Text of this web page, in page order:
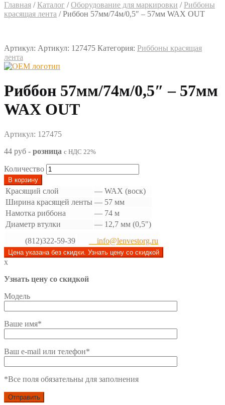
Главная / Каталог /Оборудование для маркировки / Риббоны
красящая лента /Риббон 57мм/74м/0,5″ – 57мм WAX OUT
Артикул: Артикул: 127475 Категория: Риббоны красящая
лента
Риббон 57мм/74м/0,5″ – 57мм
WAX OUT
Артикул: 127475
44 руб - розница с НДС 22%
Количество
В корзину
Красящий слой — WAX (воск)
Ширина красящей ленты — 57 мм
Намотка риббона
— 74 м
Диаметр втулки
— 12,7 мм (0,5")
(812)322-59-39
info@lenvestorg.ru
Цена указана без скидки. Узнать цену со скидкой
x
Узнать цену со скидкой
Модель
Ваше имя*
Ваш e-mail или телефон*
*Все поля обязательны для заполнения